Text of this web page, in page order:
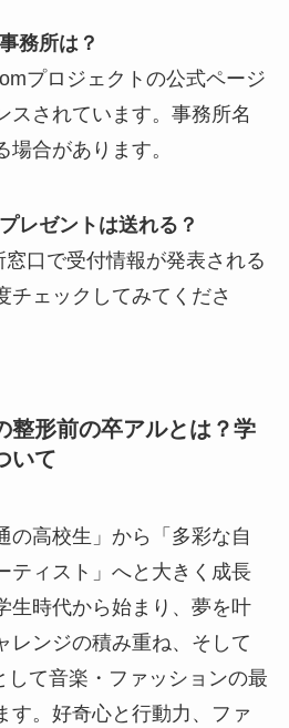
務所は？
プロジェクトの公式ページ
スされています。事務所名
合があります。
レゼントは送れる？
口で受付情報が発表される
チェックしてみてくださ
整形前の卒アルとは？学
いて
の高校生」から「多彩な自
ティスト」へと大きく成長
生時代から始まり、夢を叶
レンジの積み重ね、そして
して音楽・ファッションの最
す。好奇心と行動力、ファ